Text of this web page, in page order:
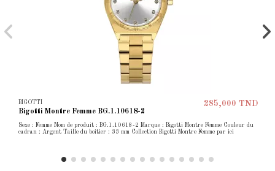
BIGOTTI
Bigotti Montre Femme BG.1.10618-2
285,000 TND
Sexe : Femme Nom de produit : BG.1.10618-2 Marque : Bigotti Montre Femme Couleur du
cadran : Argent Taille du boîtier : 33 mm Collection Bigotti Montre Femme par ici